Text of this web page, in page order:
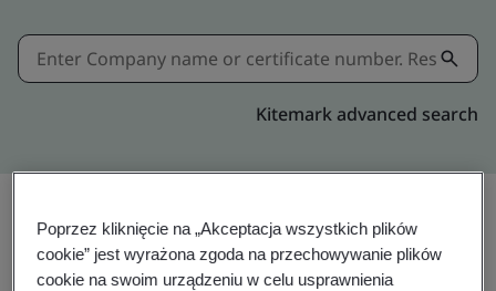
Kitemark advanced search
Udostępnij: Rozszerzenie
Poprzez kliknięcie na „Akceptacja wszystkich plików
cookie” jest wyrażona zgoda na przechowywanie plików
cookie na swoim urządzeniu w celu usprawnienia